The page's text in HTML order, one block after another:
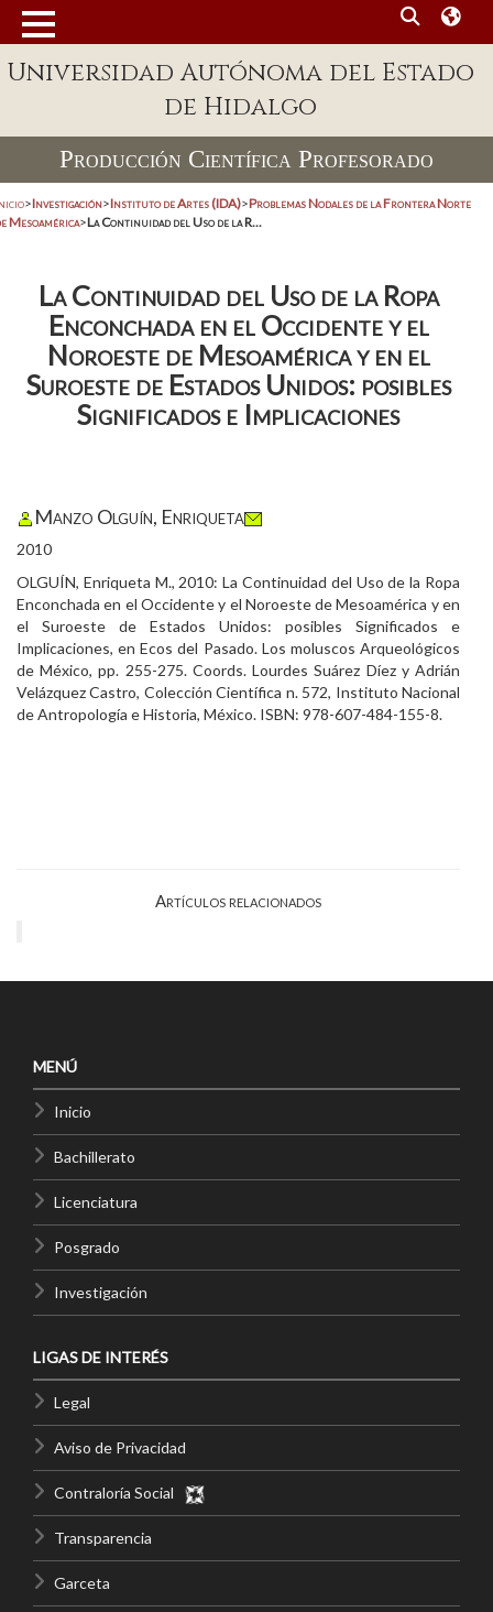
Universidad Autónoma del Estado
de Hidalgo
Producción Científica Profesorado
>Investigación>Instituto de Artes (IDA)>Problemas Nodales de la Frontera Norte
Mesoamérica>La Continuidad del Uso de la R...
La Continuidad del Uso de la Ropa
Enconchada en el Occidente y el
Noroeste de Mesoamérica y en el
Suroeste de Estados Unidos: posibles
Significados e Implicaciones
Manzo Olguín, Enriqueta
2010
OLGUÍN, Enriqueta M., 2010: La Continuidad del Uso de la Ropa
Enconchada en el Occidente y el Noroeste de Mesoamérica y en
el Suroeste de Estados Unidos: posibles Significados e
Implicaciones, en Ecos del Pasado. Los moluscos Arqueológicos
de México, pp. 255-275. Coords. Lourdes Suárez Díez y Adrián
Velázquez Castro, Colección Científica n. 572, Instituto Nacional
de Antropología e Historia, México. ISBN: 978-607-484-155-8.
Artículos relacionados
MENÚ
Inicio
Bachillerato
Licenciatura
Posgrado
Investigación
LIGAS DE INTERÉS
Legal
Aviso de Privacidad
Contraloría Social
Transparencia
Garceta